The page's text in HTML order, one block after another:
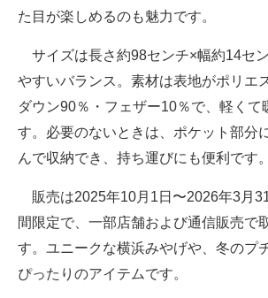
た目が楽しめるのも魅力です。
サイズは長さ約98センチ×幅約14セ
やすいバランス。素材は表地がポリエ
ダウン90％・フェザー10％で、軽くて
す。必要のないときは、ポケット部分
んで収納でき、持ち運びにも便利です。
販売は2025年10月1日〜2026年3月
間限定で、一部店舗および通信販売で
す。ユニークな横浜みやげや、冬のプ
ぴったりのアイテムです。